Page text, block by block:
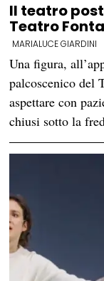
Il teatro
Teatro
MARIALUCE GIARDINI
Una figura,
palcoscenico del
aspettare con
chiusi sotto la